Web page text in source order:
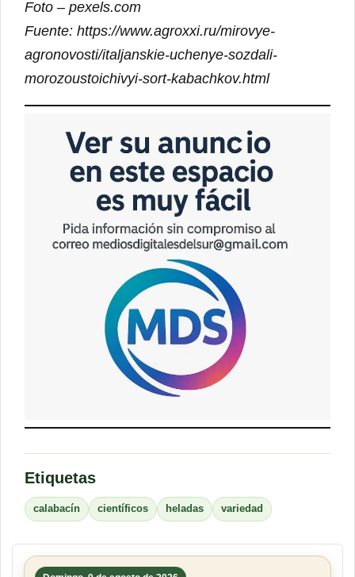
Foto – pexels.com
Fuente: https://www.agroxxi.ru/mirovye-
agronovosti/italjanskie-uchenye-sozdali-
morozoustoichivyi-sort-kabachkov.html
Etiquetas
calabacín científicos heladas variedad